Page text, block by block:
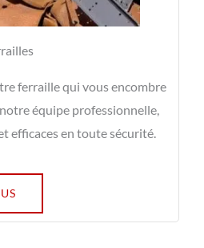
ferraille qui vous encombre
notre équipe professionnelle,
efficaces en toute sécurité.